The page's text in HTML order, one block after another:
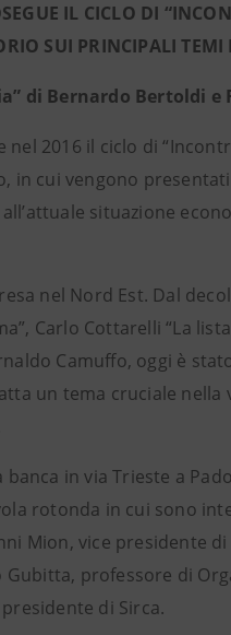
IL CICLO DI
SUI PRINCIPALI
di Bernardo Bertoldi
nel 2016 il ciclo di
in cui vengono
situazione
nel Nord Est. Dal
Carlo Cottarelli “La
Camuffo, oggi è
un tema cruciale
in via Trieste a
rotonda in cui sono
Mion, vice presidente
professore di
di Sirca.